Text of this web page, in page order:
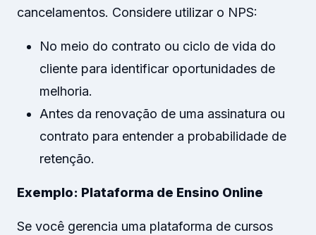
cancelamentos. Considere utilizar o NPS:
No meio do contrato ou ciclo de vida do
cliente para identificar oportunidades de
melhoria.
Antes da renovação de uma assinatura ou
contrato para entender a probabilidade de
retenção.
Exemplo: Plataforma de Ensino Online
Se você gerencia uma plataforma de cursos